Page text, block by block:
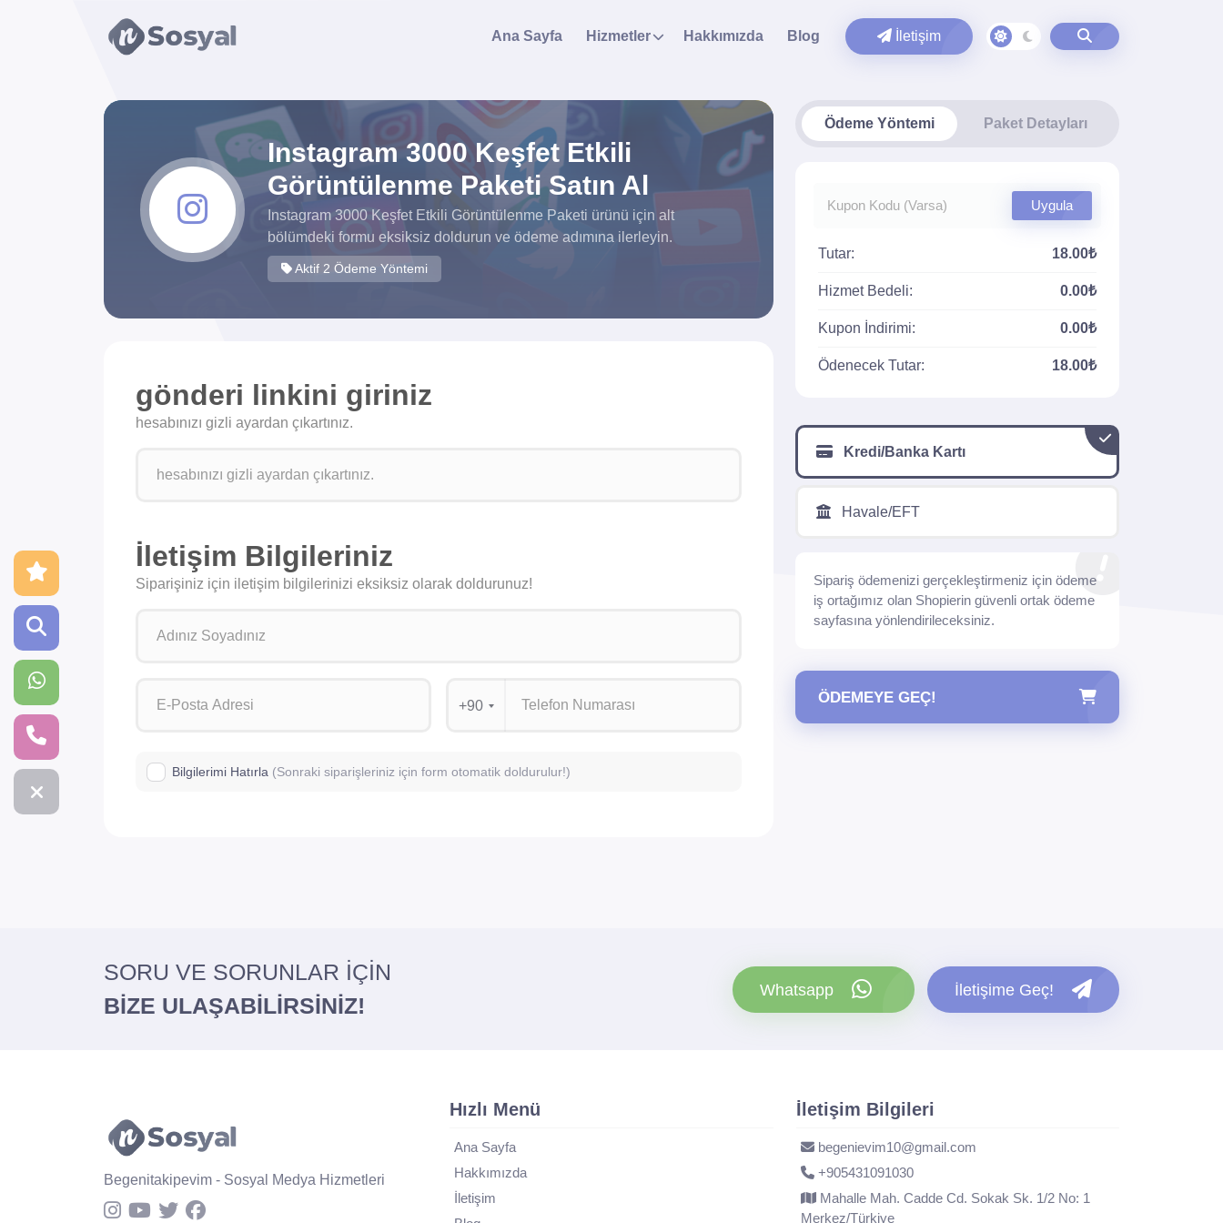
Ana Sayfa Hizmetler Hakkımızda Blog İletişim
Instagram 3000 Keşfet Etkili
Görüntülenme Paketi Satın Al
Instagram 3000 Keşfet Etkili Görüntülenme Paketi ürünü için alt
bölümdeki formu eksiksiz doldurun ve ödeme adımına ilerleyin.
Aktif 2 Ödeme Yöntemi
gönderi linkini giriniz
hesabınızı gizli ayardan çıkartınız.
İletişim Bilgileriniz
Siparişiniz için iletişim bilgilerinizi eksiksiz olarak doldurunuz!
+90
Bilgilerimi Hatırla (Sonraki siparişleriniz için form otomatik doldurulur!)
Ödeme Yöntemi Paket Detayları
Uygula
Tutar: 18.00₺
Hizmet Bedeli: 0.00₺
Kupon İndirimi: 0.00₺
Ödenecek Tutar: 18.00₺
Kredi/Banka Kartı
Havale/EFT
Sipariş ödemenizi gerçekleştirmeniz için ödeme
iş ortağımız olan Shopierin güvenli ortak ödeme
sayfasına yönlendirileceksiniz.
ÖDEMEYE GEÇ!
SORU VE SORUNLAR İÇİN
BİZE ULAŞABİLİRSİNİZ!
Whatsapp İletişime Geç!
Begenitakipevim - Sosyal Medya Hizmetleri
Hızlı Menü
Ana Sayfa
Hakkımızda
İletişim
İletişim Bilgileri
begenievim10@gmail.com
+905431091030
Mahalle Mah. Cadde Cd. Sokak Sk. 1/2 No: 1
Merkez/Türkiye